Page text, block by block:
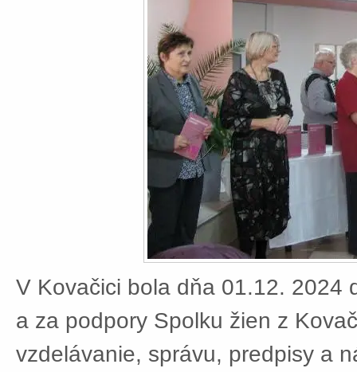
V Kovačici bola dňa 01.12. 2024
a za podpory Spolku žien z
vzdelávanie, správu, predpisy a